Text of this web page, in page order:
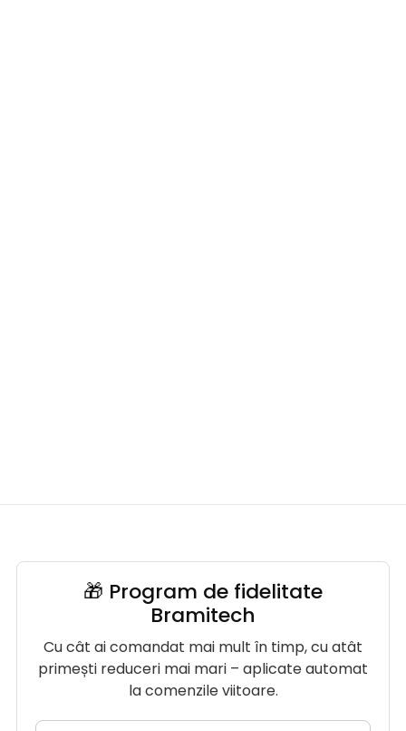
🎁 Program de fidelitate
Bramitech
Cu cât ai comandat mai mult în timp, cu atât
primești reduceri mai mari – aplicate automat
la comenzile viitoare.